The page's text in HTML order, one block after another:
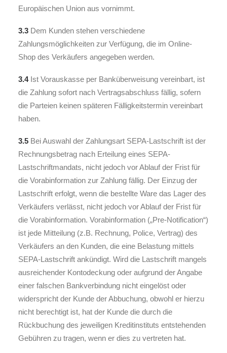
Europäischen Union aus vornimmt.
3.3 Dem Kunden stehen verschiedene
Zahlungsmöglichkeiten zur Verfügung, die im Online-
Shop des Verkäufers angegeben werden.
3.4Ist Vorauskasse per Banküberweisung vereinbart, ist
die Zahlung sofort nach Vertragsabschluss fällig, sofern
die Parteien keinen späteren Fälligkeitstermin vereinbart
haben.
3.5 Bei Auswahl der Zahlungsart SEPA-Lastschrift ist der
Rechnungsbetrag nach Erteilung eines SEPA-
Lastschriftmandats, nicht jedoch vor Ablauf der Frist für
die Vorabinformation zur Zahlung fällig. Der Einzug der
Lastschrift erfolgt, wenn die bestellte Ware das Lager des
Verkäufers verlässt, nicht jedoch vor Ablauf der Frist für
die Vorabinformation. Vorabinformation („Pre-Notification“)
ist jede Mitteilung (z.B. Rechnung, Police, Vertrag) des
Verkäufers an den Kunden, die eine Belastung mittels
SEPA-Lastschrift ankündigt. Wird die Lastschrift mangels
ausreichender Kontodeckung oder aufgrund der Angabe
einer falschen Bankverbindung nicht eingelöst oder
widerspricht der Kunde der Abbuchung, obwohl er hierzu
nicht berechtigt ist, hat der Kunde die durch die
Rückbuchung des jeweiligen Kreditinstituts entstehenden
Gebühren zu tragen, wenn er dies zu vertreten hat.